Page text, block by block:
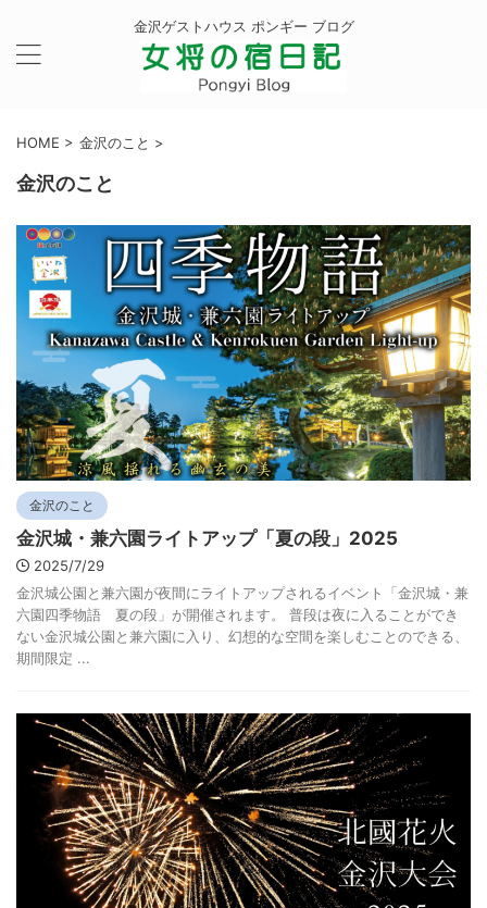
金沢ゲストハウス ポンギー ブログ
HOME > 金沢のこと >
金沢のこと
金沢のこと
金沢城・兼六園ライトアップ「夏の段」2025
2025/7/29
金沢城公園と兼六園が夜間にライトアップされるイベント「金沢城・兼
六園四季物語 夏の段」が開催されます。 普段は夜に入ることができ
ない金沢城公園と兼六園に入り、幻想的な空間を楽しむことのできる、
期間限定 ...